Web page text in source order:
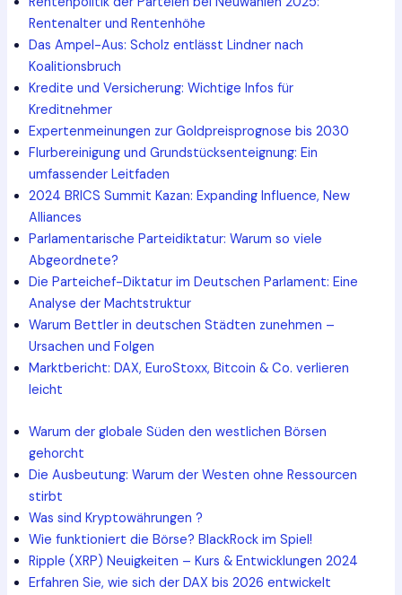
Rentenalter und Rentenhöhe
Das Ampel-Aus: Scholz entlässt Lindner nach
Koalitionsbruch
Kredite und Versicherung: Wichtige Infos für
Kreditnehmer
Expertenmeinungen zur Goldpreisprognose bis 2030
Flurbereinigung und Grundstücksenteignung: Ein
umfassender Leitfaden
2024 BRICS Summit Kazan: Expanding Influence, New
Alliances
Parlamentarische Parteidiktatur: Warum so viele
Abgeordnete?
Die Parteichef-Diktatur im Deutschen Parlament: Eine
Analyse der Machtstruktur
Warum Bettler in deutschen Städten zunehmen –
Ursachen und Folgen
Marktbericht: DAX, EuroStoxx, Bitcoin & Co. verlieren
leicht
Warum der globale Süden den westlichen Börsen
gehorcht
Die Ausbeutung: Warum der Westen ohne Ressourcen
stirbt
Was sind Kryptowährungen ?
Wie funktioniert die Börse? BlackRock im Spiel!
Ripple (XRP) Neuigkeiten – Kurs & Entwicklungen 2024
Erfahren Sie, wie sich der DAX bis 2026 entwickelt